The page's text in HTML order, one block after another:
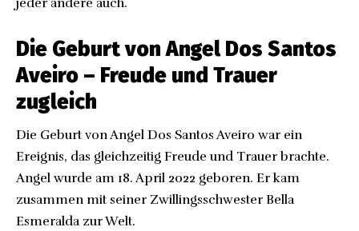
Die Geburt von Angel Dos Santos
Aveiro – Freude und Trauer
zugleich
Die Geburt von Angel Dos Santos Aveiro war ein
Ereignis, das gleichzeitig Freude und Trauer brachte.
Angel wurde am 18. April 2022 geboren. Er kam
zusammen mit seiner Zwillingsschwester Bella
Esmeralda zur Welt.